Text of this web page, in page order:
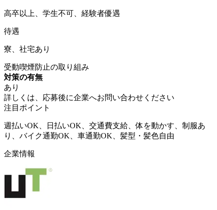
高卒以上、学生不可、経験者優遇
待遇
寮、社宅あり
受動喫煙防止の取り組み
対策の有無
あり
詳しくは、応募後に企業へお問い合わせください
注目ポイント
週払いOK、日払いOK、交通費支給、体を動かす、制服あ
り、バイク通勤OK、車通勤OK、髪型・髪色自由
企業情報